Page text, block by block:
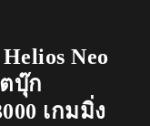
Neo
บุ๊ก
เกมมิ่ง